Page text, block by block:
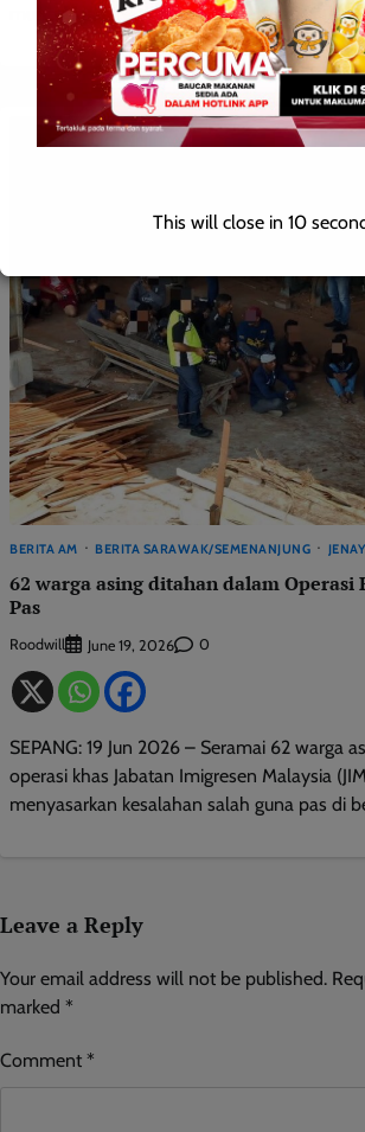
muncul juara National KV Seven Series […]
BERITA AM BERITA SARAWAK/SEMENANJUNG
62 warga asing ditahan dalam Operasi
Pas
Roodwill June 19, 2026 0
SEPANG: 19 Jun 2026 – Seramai 62 warga
operasi khas Jabatan Imigresen Malaysia
menyasarkan kesalahan salah guna pas di
Leave a Reply
Your email address will not be published.
marked *
Comment *
This will close in9